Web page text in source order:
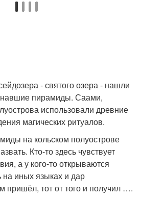
- святого озера - нашли
пирамиды. Саами,
использовали древние
магических ритуалов.
на кольском полуострове
Кто-то здесь чувствует
а у кого-то открываются
на иных языках и дар
пришёл, тот от того и получил ….